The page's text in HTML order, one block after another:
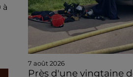
à
7 août 2026
Près d'une vingtaine